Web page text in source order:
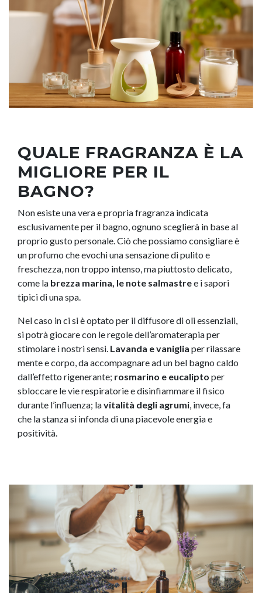
QUALE FRAGRANZA È LA
MIGLIORE PER IL
BAGNO?
Non esiste una vera e propria fragranza indicata
esclusivamente per il bagno, ognuno sceglierà in base al
proprio gusto personale. Ciò che possiamo consigliare è
un profumo che evochi una sensazione di pulito e
freschezza, non troppo intenso, ma piuttosto delicato,
come la brezza marina, le note salmastree i sapori
tipici di una spa.
Nel caso in ci si è optato per il diffusore di oli essenziali,
si potrà giocare con le regole dell’aromaterapia per
stimolare i nostri sensi. Lavanda e vaniglia per rilassare
mente e corpo, da accompagnare ad un bel bagno caldo
dall’effetto rigenerante; rosmarino e eucalipto per
sbloccare le vie respiratorie e disinfiammare il fisico
durante l’influenza; lavitalità degli agrumi , invece, fa
che la stanza si infonda di una piacevole energia e
positività.